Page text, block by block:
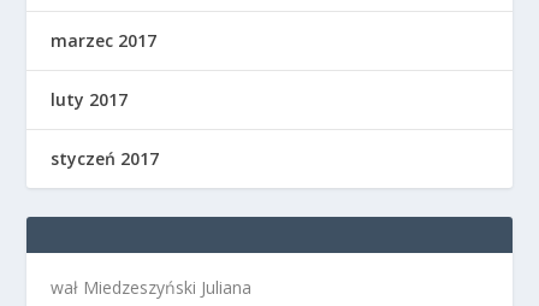
marzec 2017
luty 2017
styczeń 2017
wał Miedzeszyński Juliana